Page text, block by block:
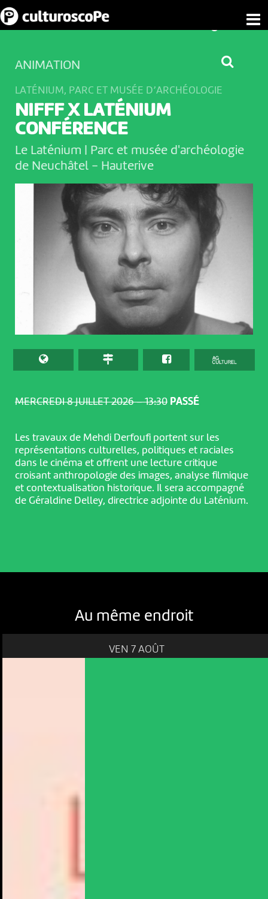
MERCREDI 8 JUILLET 2026 – 13:30 PASSÉ
ANIMATION
LATÉNIUM, PARC ET MUSÉE D’ARCHÉOLOGIE
NIFFF X LATÉNIUM
CONFÉRENCE
Le Laténium | Parc et musée d'archéologie
de Neuchâtel - Hauterive
Les travaux de Mehdi Derfoufi portent sur les
représentations culturelles, politiques et raciales
dans le cinéma et offrent une lecture critique
croisant anthropologie des images, analyse filmique
et contextualisation historique. Il sera accompagné
de Géraldine Delley, directrice adjointe du Laténium.
Au même endroit
VEN 7 AOÛT